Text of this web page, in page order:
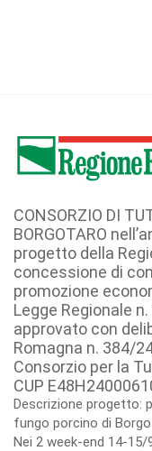
CONSORZIO DI
BORGOTARO
progetto della
concessione di
promozione
Legge Regionale
approvato con
Romagna n. 384/
Consorzio per la
CUP
Descrizione progetto:
fungo porcino di
Nei 2 week-end 14-